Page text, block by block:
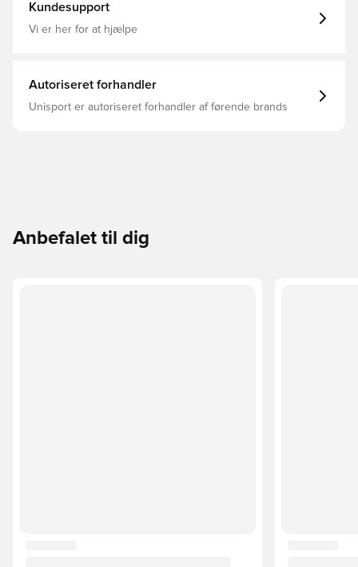
Kundesupport
Vi er her for at hjælpe
Autoriseret forhandler
Unisport er autoriseret forhandler af førende brands
Anbefalet til dig